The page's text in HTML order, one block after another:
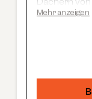
und Cardio
47 Eintritt,
Mehr anzeigen